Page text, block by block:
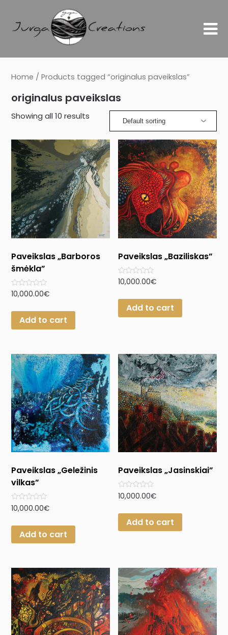
Home / Products tagged “originalus paveikslas”
originalus paveikslas
Showing all 10 results
Paveikslas „Barboros
šmėkla”
Rated
of
10,000.00€
Add to cart
Paveikslas „Baziliskas”
Rated
of
10,000.00€
Add to cart
Paveikslas „Geležinis
vilkas”
Rated
0
of
10,000.00€
Add to cart
Paveikslas „Jasinskiai”
Rated
0
of
10,000.00€
Add to cart